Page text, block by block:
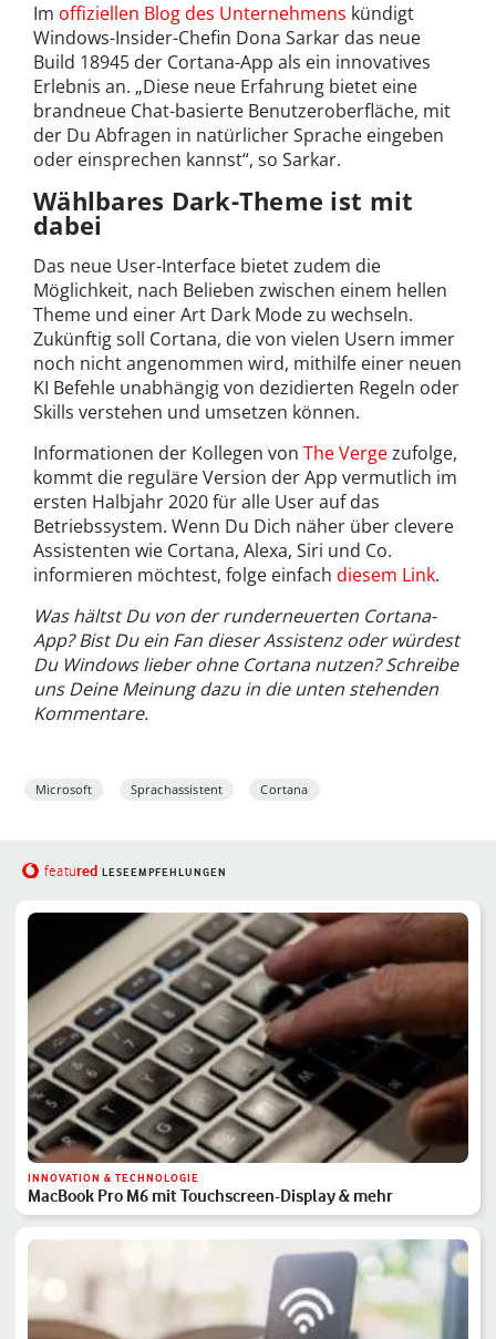
Im offiziellen Blog des Unternehmens kündigt
Windows-Insider-Chefin Dona Sarkar das neue
Build 18945 der Cortana-App als ein innovatives
Erlebnis an. „Diese neue Erfahrung bietet eine
brandneue Chat-basierte Benutzeroberfläche, mit
der Du Abfragen in natürlicher Sprache eingeben
oder einsprechen kannst“, so Sarkar.
Wählbares Dark-Theme ist mit
dabei
Das neue User-Interface bietet zudem die
Möglichkeit, nach Belieben zwischen einem hellen
Theme und einer Art Dark Mode zu wechseln.
Zukünftig soll Cortana, die von vielen Usern immer
noch nicht angenommen wird, mithilfe einer neuen
KI Befehle unabhängig von dezidierten Regeln oder
Skills verstehen und umsetzen können.
Informationen der Kollegen von The Vergezufolge,
kommt die reguläre Version der App vermutlich im
ersten Halbjahr 2020 für alle User auf das
Betriebssystem. Wenn Du Dich näher über clevere
Assistenten wie Cortana, Alexa, Siri und Co.
informieren möchtest, folge einfach diesem Link.
Was hältst Du von der runderneuerten Cortana-
App? Bist Du ein Fan dieser Assistenz oder würdest
Du Windows lieber ohne Cortana nutzen? Schreibe
uns Deine Meinung dazu in die unten stehenden
Kommentare.
Microsoft Sprachassistent Cortana
featured LESEEMPFEHLUNGEN
INNOVATION & TECHNOLOGIE
MacBook Pro M6 mit Touchscreen-Display & mehr